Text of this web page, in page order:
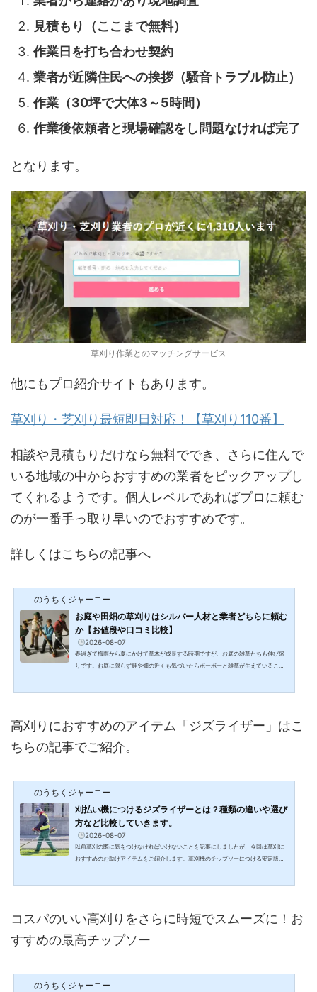
見積もり（ここまで無料）
作業日を打ち合わせ契約
業者が近隣住民への挨拶（騒音トラブル防止）
作業（30坪で大体3～5時間）
作業後依頼者と現場確認をし問題なければ完了
となります。
草刈り作業とのマッチングサービス
他にもプロ紹介サイトもあります。
草刈り・芝刈り最短即日対応！【草刈り110番】
相談や見積もりだけなら無料ででき、さらに住んで
いる地域の中からおすすめの業者をピックアップし
てくれるようです。個人レベルであればプロに頼む
のが一番手っ取り早いのでおすすめです。
詳しくはこちらの記事へ
のうちくジャーニー
お庭や田畑の草刈りはシルバー人材と業者どちらに頼む
か【お値段や口コミ比較】
2026-08-07
春過ぎて梅雨から夏にかけて草木が成長する時期ですが、お庭の雑草たちも伸び盛
りです。お庭に限らず畦や畑の近くも気づいたらボーボーと雑草が生えていること
くれるのかとても心配ですよね。今回は大事な田畑やお庭...
高刈りにおすすめのアイテム「ジズライザー」はこ
ちらの記事でご紹介。
のうちくジャーニー
刈払い機につけるジズライザーとは？種類の違いや選び
方など比較していきます。
2026-08-07
以前草刈の際に気をつけなければいけないことを記事にしましたが、今回は草刈に
おすすめのお助けアイテムをご紹介します。草刈機のチップソーにつける安定版の
方 年間様々な農業系の展示会や大手の農業系メーカーの方と...
コスパのいい高刈りをさらに時短でスムーズに！お
すすめの最高チップソー
のうちくジャーニー